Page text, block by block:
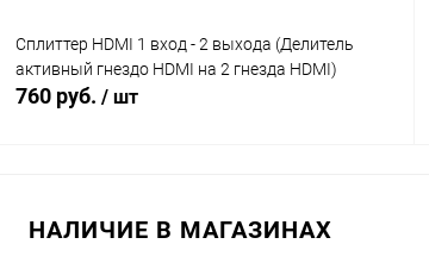
Сплиттер HDMI 1 вход - 2 выхода (Делитель
активный гнездо HDMI на 2 гнезда HDMI)
760 руб. / шт
НАЛИЧИЕ В МАГАЗИНАХ